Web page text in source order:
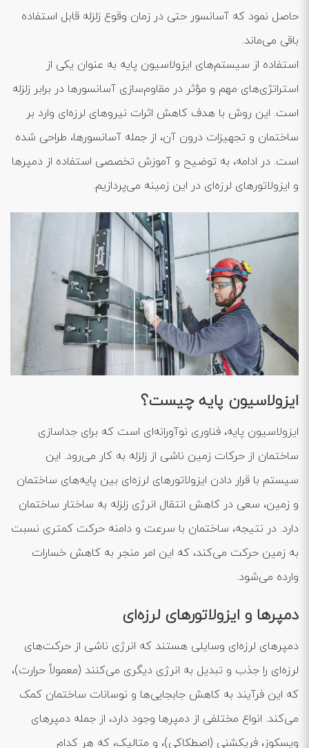
حاصل نمود که آسانسور حتی در زمان وقوع زلزله قابل استفاده
باقی می‌ماند.
استفاده از سیستم‌های ایزولاسیون پایه به عنوان یکی از
استراتژی‌های مهم و مؤثر در مقاوم‌سازی آسانسورها در برابر زلزله
است. این روش با هدف کاهش اثرات نیروهای لرزه‌ای وارد بر
ساختمان و تجهیزات درون آن، از جمله آسانسورها، طراحی شده
است. در ادامه، به توضیح و آموزش تخصصی استفاده از دمپرها
و ایزولاتورهای لرزه‌ای در این زمینه می‌پردازیم.
ایزولاسیون پایه چیست؟
ایزولاسیون پایه، فناوری نوآورانه‌ای است که برای جداسازی
ساختمان از حرکات زمین ناشی از زلزله به کار می‌رود. این
سیستم با قرار دادن ایزولاتورهای لرزه‌ای بین پایه‌های ساختمان
و زمین، سعی در کاهش انتقال انرژی زلزله به ساختار ساختمان
دارد. در نتیجه، ساختمان با سرعت و دامنه حرکت کمتری نسبت
به زمین حرکت می‌کند، که این امر منجر به کاهش خسارات
وارده می‌شود.
دمپرها و ایزولاتورهای لرزه‌ای
دمپرهای لرزه‌ای وسایلی هستند که انرژی ناشی از حرکت‌های
لرزه‌ای را جذب و تبدیل به انرژی دیگری می‌کنند (معمولاً حرارت)،
که این فرآیند به کاهش جابجایی‌ها و نوسانات ساختمان کمک
می‌کند. انواع مختلفی از دمپرها وجود دارد، از جمله دمپرهای
ویسکوز، فریکشنی (اصطکاکی)، و متالیک، که هر کدام